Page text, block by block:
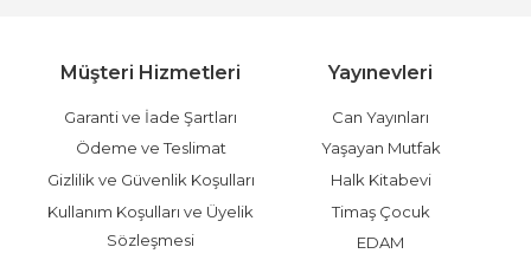
Müşteri Hizmetleri
Garanti ve İade Şartları
Ödeme ve Teslimat
Gizlilik ve Güvenlik Koşulları
Kullanım Koşulları ve Üyelik
Sözleşmesi
Yayınevleri
Can Yayınları
Yaşayan Mutfak
Halk Kitabevi
Timaş Çocuk
EDAM